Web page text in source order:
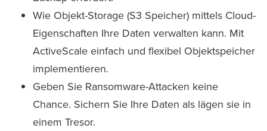
Wie Objekt-Storage (S3 Speicher) mittels Cloud-
Eigenschaften Ihre Daten verwalten kann. Mit
ActiveScale einfach und flexibel Objektspeicher
implementieren.
Geben Sie Ransomware-Attacken keine
Chance. Sichern Sie Ihre Daten als lägen sie in
einem Tresor.